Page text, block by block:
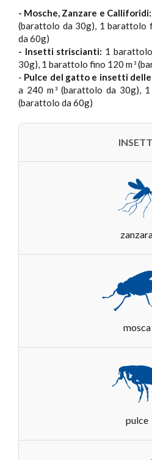
- Mosche, Zanzare e Calliforidi:
(barattolo da 30g), 1 barattolo
da 60g)
- Insetti striscianti: 1
30g), 1 barattolo fino 120 m 3
- Pulce del gatto e insetti
a 240 m 3 (barattolo da 30g),
(barattolo da 60g)
mosca
pulce